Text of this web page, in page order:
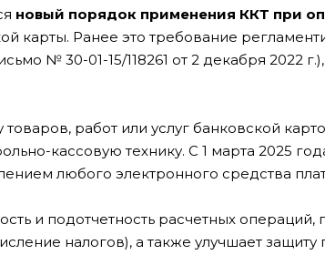
новый порядок применения ККТ при
карты. Ранее это требование
№ 30-01-15/118261 от 2 декабря 2022
работ или услуг банковской
кассовую технику. С 1 марта 2025
любого электронного средства
и подотчетность расчетных операций,
налогов), а также улучшает защиту